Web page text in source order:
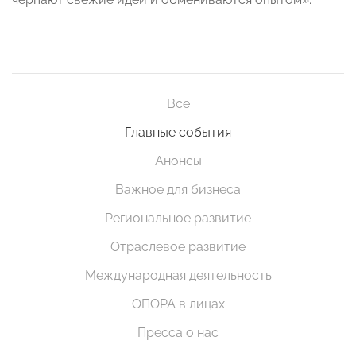
Все
Главные события
Анонсы
Важное для бизнеса
Региональное развитие
Отраслевое развитие
Международная деятельность
ОПОРА в лицах
Пресса о нас